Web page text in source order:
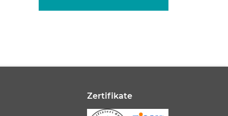
Zertifikate